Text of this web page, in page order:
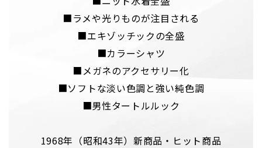
■ラメや光りものが注目される
■エキゾッチックの全盛
■カラーシャツ
■メガネのアクセサリー化
■ソフトな淡い色調と強い純色調
■男性タートルルック
1968年（昭和43年）新商品・ヒット商品